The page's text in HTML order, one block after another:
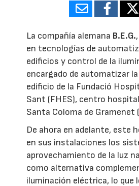
La compañía alemana B.E.G.
en tecnologías de
edificios y control de la
encargado de automatizar
edificio de la Fundació
Sant (FHES), centro
Santa Coloma de Gramenet
De ahora en adelante, este
en sus instalaciones los
aprovechamiento de la luz
como alternativa
iluminación eléctrica, lo que